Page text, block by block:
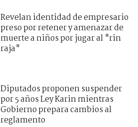
Revelan identidad de empresario
preso por retener y amenazar de
muerte a niños por jugar al "rin
raja"
Diputados proponen suspender
por 5 años Ley Karin mientras
Gobierno prepara cambios al
reglamento